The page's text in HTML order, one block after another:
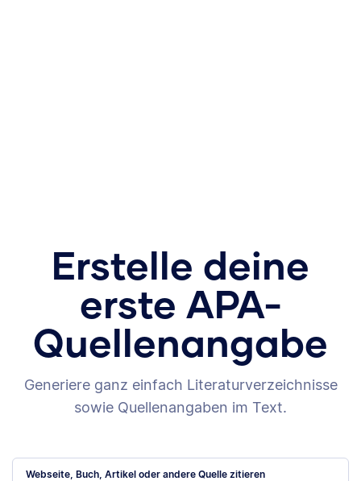
Erstelle deine
erste APA-
Quellenangabe
Generiere ganz einfach Literaturverzeichnisse
sowie Quellenangaben im Text.
Webseite, Buch, Artikel oder andere Quelle zitieren